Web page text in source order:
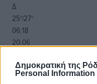
Δημοκρατική της
Personal Information
Δ
25°/27°
06:18
20:06
33°
ΚΥ